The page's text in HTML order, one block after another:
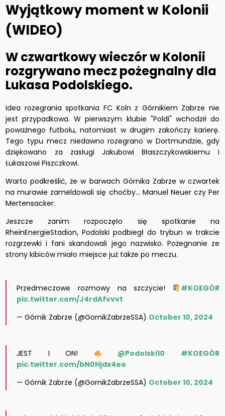
Wyjątkowy moment w Kolonii
(WIDEO)
W czwartkowy wieczór w Kolonii
rozgrywano mecz pożegnalny dla
Lukasa Podolskiego.
Idea rozegrania spotkania FC Koln z Górnikiem Zabrze nie
jest przypadkowa. W pierwszym klubie "Poldi" wchodził do
poważnego futbolu, natomiast w drugim zakończy karierę.
Tego typu mecz niedawno rozegrano w Dortmundzie, gdy
dziękowano za zasługi Jakubowi Błaszczykowskiemu i
Łukaszowi Piszczkowi.
Warto podkreślić, że w barwach Górnika Zabrze w czwartek
na murawie zameldowali się choćby... Manuel Neuer czy Per
Mertensacker.
Jeszcze zanim rozpoczęło się spotkanie na
RheinEnergieStadion, Podolski podbiegł do trybun w trakcie
rozgrzewki i fani skandowali jego nazwisko. Pożegnanie ze
strony kibiców miało miejsce już także po meczu.
Przedmeczowe rozmowy na szczycie!
#KOEGÓR
pic.twitter.com/J4rdAfvvvt
— Górnik Zabrze (@GornikZabrzeSSA) October 10, 2024
JEST I ON! @Podolski10
#KOEGÓR
pic.twitter.com/bN0Hjdx4eo
— Górnik Zabrze (@GornikZabrzeSSA) October 10, 2024